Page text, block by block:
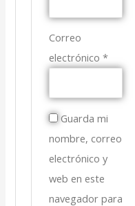
Correo
electrónico *
Guarda mi
nombre, correo
electrónico y
web en este
navegador para